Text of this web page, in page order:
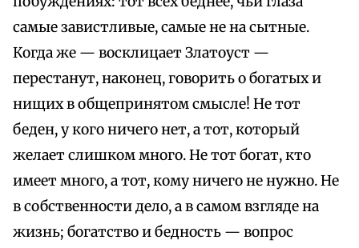
самые завистливые, самые не на сытные.
Когда же — восклицает Златоуст —
перестанут, наконец, говорить о богатых и
нищих в общепринятом смысле! Не тот
беден, у кого ничего нет, а тот, который
желает слишком много. Не тот богат, кто
имеет много, а тот, кому ничего не нужно. Не
в собственности дело, а в самом взгляде на
жизнь; богатство и бедность — вопрос